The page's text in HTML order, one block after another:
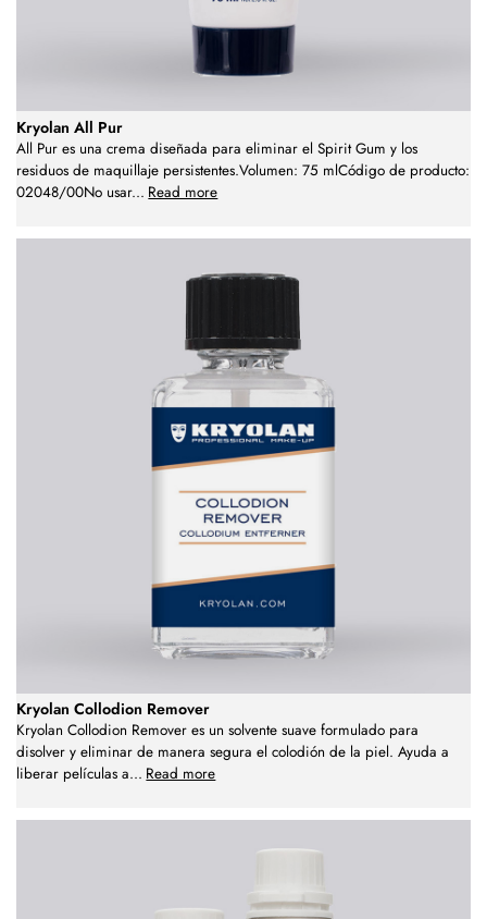
Kryolan All Pur
All Pur es una crema diseñada para eliminar el Spirit Gum y los
residuos de maquillaje persistentes.Volumen: 75 mlCódigo de producto:
02048/00No usar... Read more
Kryolan Collodion Remover
Kryolan Collodion Remover es un solvente suave formulado para
disolver y eliminar de manera segura el colodión de la piel. Ayuda a
liberar películas a... Read more